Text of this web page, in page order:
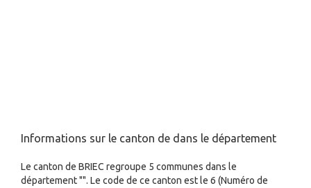
Informations sur le canton de dans le département
Le canton de BRIEC regroupe 5 communes dans le
département "". Le code de ce canton est le 6 (Numéro de